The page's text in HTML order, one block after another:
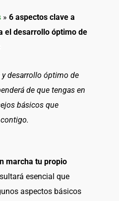
» 6 aspectos clave a
el desarrollo óptimo de
desarrollo óptimo de
de que tengas en
básicos que
marcha tu propio
esencial que
aspectos básicos